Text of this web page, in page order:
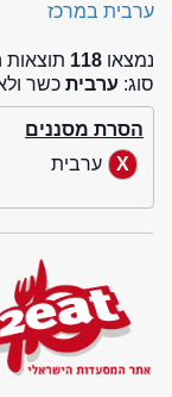
ערבית במרכז
נמצאו 118 תוצאות
סוג: ערבית כשר
הסרת מסננים
ערבית